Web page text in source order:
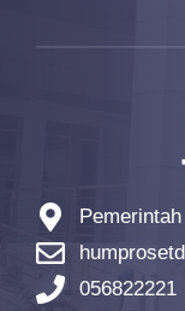
056822221